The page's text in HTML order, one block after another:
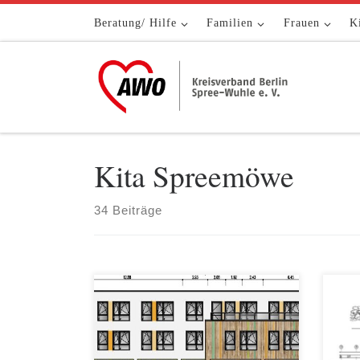
Zum Inhalt springenBeratung/ Hilfe Familien Frauen
Kita Spreemöwe
34 Beiträge
Am 8. September 2020 war es endlich
so weit, nach einer langen Zeit der
Vorbereitung fuhr der erste Bagger
auf das Grundstück an der
In